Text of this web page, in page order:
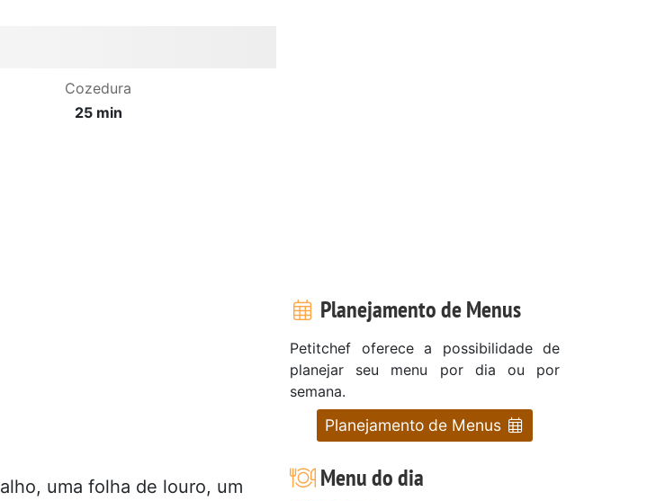
Cozedura
25 min
uma folha de louro, um
Planejamento de Menus
Petitchef oferece a possibilidade de
planejar seu menu por dia ou por
semana.
Planejamento de Menus
Menu do dia